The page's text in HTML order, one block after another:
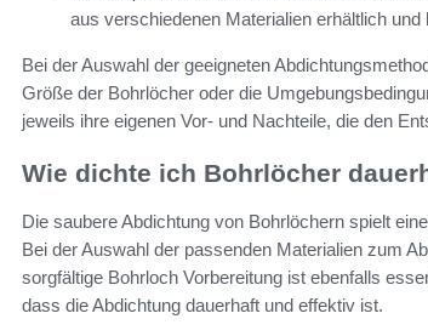
aus verschiedenen Materialien erhältlich
Bei der Auswahl der geeigneten
Größe der Bohrlöcher oder die
jeweils ihre eigenen Vor- und Nachteile, die den
Wie dichte ich Bohrlöcher
Die saubere Abdichtung von Bohrlöchern spielt
Bei der Auswahl der passenden Materialien zum
sorgfältige Bohrloch Vorbereitung ist ebenfalls
dass die Abdichtung dauerhaft und effektiv ist.